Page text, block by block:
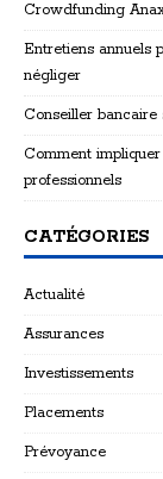
Crowdfunding
Entretiens annuels
négliger
Conseiller bancaire
Comment
professionnels
CATÉGORIES
Actualité
Assurances
Investissements
Placements
Prévoyance